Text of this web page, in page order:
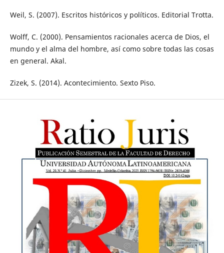
Weil, S. (2007). Escritos históricos y políticos. Editorial Trotta.
Wolff, C. (2000). Pensamientos racionales acerca de Dios, el
mundo y el alma del hombre, así como sobre todas las cosas
en general. Akal.
Zizek, S. (2014). Acontecimiento. Sexto Piso.